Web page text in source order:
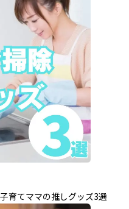
育てママの推しグッズ3選